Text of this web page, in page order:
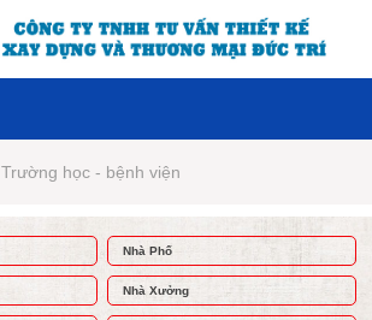
Trường học - bệnh viện
Nhà Phố
Nhà Xưởng